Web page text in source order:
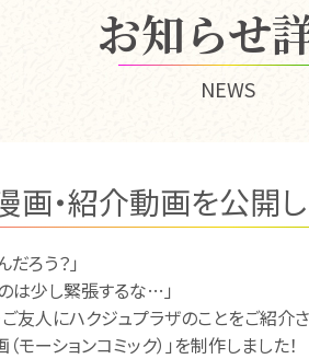
お知らせ
NEWS
画・紹介動画を公開
ろう？」
は少し緊張するな…」
友人にハクジュプラザのことをご紹
モーションコミック）」を制作しました！